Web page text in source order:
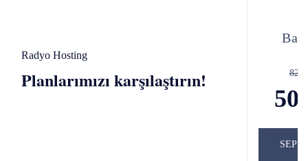
Radyo Hosting
Planlarımızı karşılaştırın!